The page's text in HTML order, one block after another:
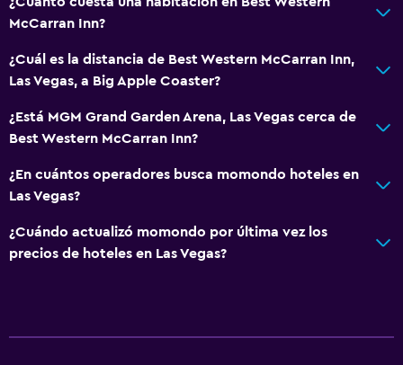
McCarran Inn?
¿Cuál es la distancia de Best Western McCarran Inn,
Las Vegas, a Big Apple Coaster?
¿Está MGM Grand Garden Arena, Las Vegas cerca de
Best Western McCarran Inn?
¿En cuántos operadores busca momondo hoteles en
Las Vegas?
¿Cuándo actualizó momondo por última vez los
precios de hoteles en Las Vegas?